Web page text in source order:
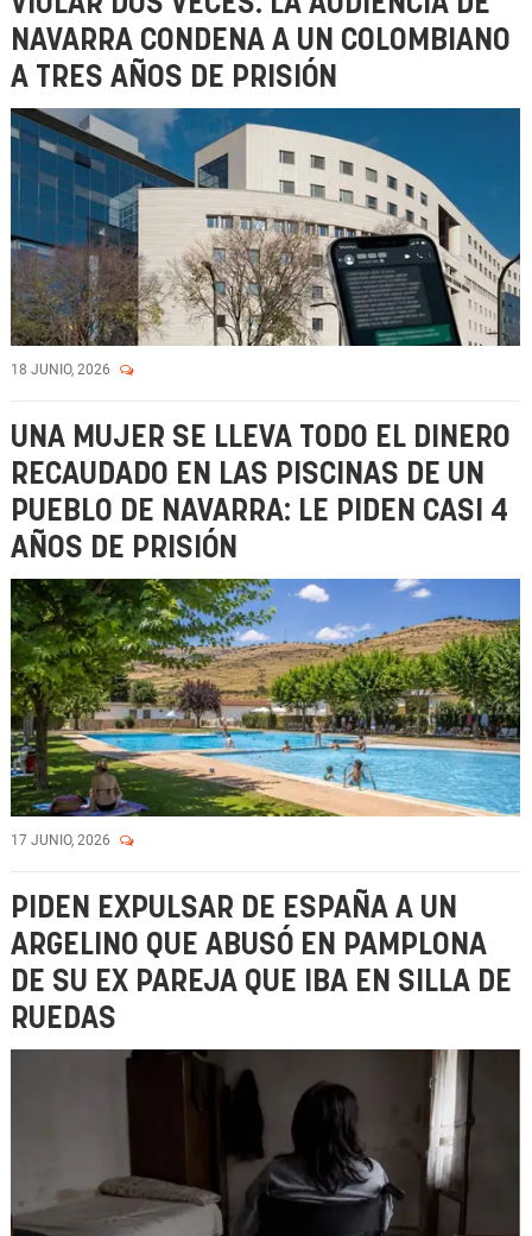
NAVARRA CONDENA A UN COLOMBIANO
A TRES AÑOS DE PRISIÓN
18 JUNIO, 2026
UNA MUJER SE LLEVA TODO EL DINERO
RECAUDADO EN LAS PISCINAS DE UN
PUEBLO DE NAVARRA: LE PIDEN CASI 4
AÑOS DE PRISIÓN
17 JUNIO, 2026
PIDEN EXPULSAR DE ESPAÑA A UN
ARGELINO QUE ABUSÓ EN PAMPLONA
DE SU EX PAREJA QUE IBA EN SILLA DE
RUEDAS